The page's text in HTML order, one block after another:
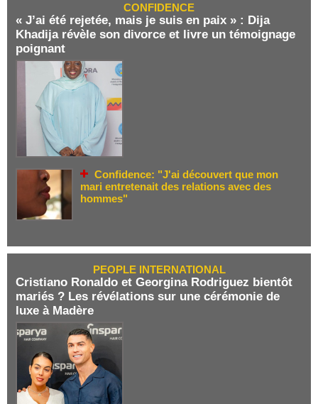
CONFIDENCE
« J’ai été rejetée, mais je suis en paix » : Dija
Khadija révèle son divorce et livre un témoignage
poignant
Confidence: "J'ai découvert que mon
mari entretenait des relations avec des
hommes"
PEOPLE INTERNATIONAL
Cristiano Ronaldo et Georgina Rodriguez bientôt
mariés ? Les révélations sur une cérémonie de
luxe à Madère